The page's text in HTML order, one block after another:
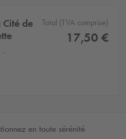
de
Total (TVA comprise)
17,50 €
en toute sérénité